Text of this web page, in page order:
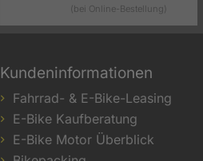
(bei Online-Bestellung)
Kundeninformationen
Fahrrad- & E-Bike-Leasing
E-Bike Kaufberatung
E-Bike Motor Überblick